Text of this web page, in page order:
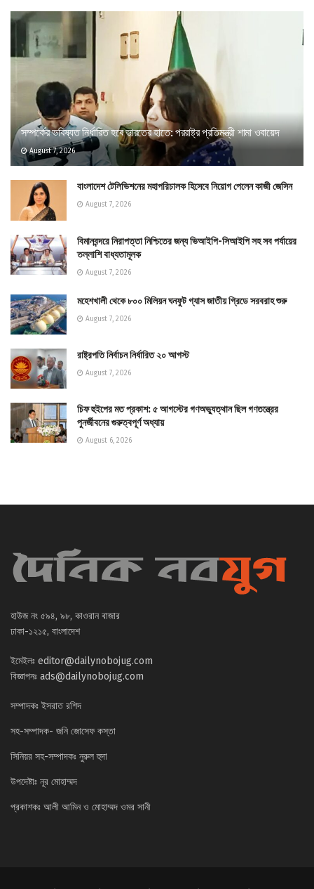
সম্পর্কের ভবিষ্যত নির্ধারিত হবে ভারতের হাতে: পররাষ্ট্র প্রতিমন্ত্রী শামা ওবায়েদ
August 7, 2026
বাংলাদেশ টেলিভিশনের মহাপরিচালক হিসেবে নিয়োগ পেলেন কাজী জেসিন
August 7, 2026
বিমানবন্দরে নিরাপত্তা নিশ্চিতের জন্য ভিআইপি-সিআইপি সহ সব পর্যায়ের
তল্লাশি বাধ্যতামূলক
August 7, 2026
মহেশখালী থেকে ৮০০ মিলিয়ন ঘনফুট গ্যাস জাতীয় গ্রিডে সরবরাহ শুরু
August 7, 2026
রাষ্ট্রপতি নির্বাচন নির্ধারিত ২০ আগস্ট
August 7, 2026
চিফ হুইপের মত প্রকাশ: ৫ আগস্টের গণঅভ্যুত্থান ছিল গণতন্ত্রের
পুনর্জীবনের গুরুত্বপূর্ণ অধ্যায়
August 6, 2026
হাউজ নং ৫৯৪, ৯৮, কাওরান বাজার
ঢাকা-১২১৫, বাংলাদেশ
ইমেইলঃ editor@dailynobojug.com
বিজ্ঞাপনঃ ads@dailynobojug.com
সম্পাদকঃ ইসরাত রশিদ
সহ-সম্পাদক- জনি জোসেফ কস্তা
সিনিয়র সহ-সম্পাদকঃ নুরুল হুদা
উপদেষ্টাঃ নূর মোহাম্মদ
প্রকাশকঃ আলী আমিন ও মোহাম্মদ ওমর সানী